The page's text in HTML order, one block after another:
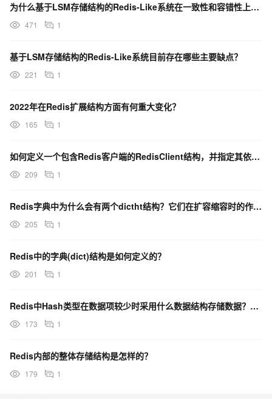
为什么基于LSM存储结构的Redis-Like系统在一致性和容错性上仍有很大的改善空间？
471 1
基于LSM存储结构的Redis-Like系统目前存在哪些主要缺点？
221 1
2022年在Redis扩展结构方面有何重大变化？
165 1
如何定义一个包含Redis客户端的RedisClient结构，并指定其依赖和初始化逻辑？
209 1
Redis字典中为什么会有两个dictht结构？它们在扩容缩容时的作用是什么？
205 1
Redis中的字典(dict)结构是如何定义的？
201 1
Redis中Hash类型在数据项较少时采用什么数据结构存储数据？随着数据增加，会发生什么变化？
173 1
Redis内部的整体存储结构是怎样的？
179 1